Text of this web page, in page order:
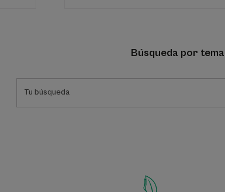
Búsqueda por